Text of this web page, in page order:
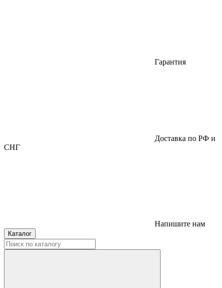
Гарантия
Доставка по РФ и
СНГ
Напишите нам
Каталог